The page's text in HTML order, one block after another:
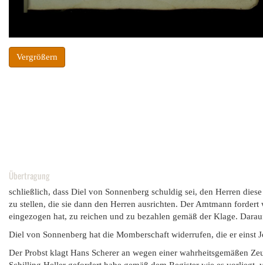
Vergrößern
Übertragung
schließlich, dass Diel von Sonnenberg schuldig sei, den Herren
zu stellen, die sie dann den Herren ausrichten. Der Amtmann
eingezogen hat, zu reichen und zu bezahlen gemäß der Klage.
Diel von Sonnenberg hat die Momberschaft widerrufen, die er einst
Der Probst klagt Hans Scherer an wegen einer wahrheitsgemäßen